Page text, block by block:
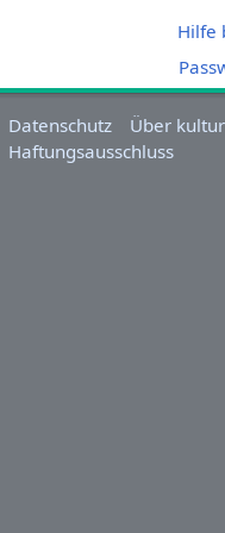
Hilfe
Datenschutz
Über
Haftungsausschluss